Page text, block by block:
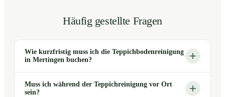
Häufig gestellte Fragen
Wie kurzfristig muss ich die Teppichbodenreinigung
in Mertingen buchen?
Muss ich während der Teppichreinigung vor Ort
sein?